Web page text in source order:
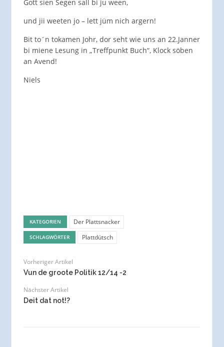
Gott sien Segen sall bi ju ween,
und jii weeten jo – lett jüm nich argern!
Bit to´n tokamen Johr, dor seht wie uns an 22.Janner
bi miene Lesung in „Treffpunkt Buch“, Klock söben
an Avend!
Niels
KATEGORIEN Der Plattsnacker
SCHLAGWÖRTER Plattdütsch
Vorheriger Artikel
Vun de groote Politik 12/14 -2
Nächster Artikel
Deit dat not!?